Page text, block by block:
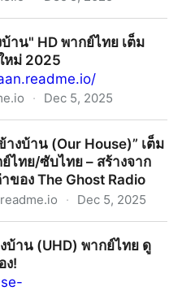
าน" HD พากย์ไทย เต็ม
หม่ 2025
· Dec 5, 2025
งบ้าน (Our House)” เต็ม
ย์ไทย/ซับไทย – สร้างจาก
ของ The Ghost Radio
· Dec 5, 2025
หากาพย์เรื่องเล่าของ The
บ้าน (UHD) พากย์ไทย ดู
ง!